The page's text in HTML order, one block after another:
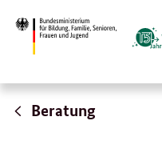
Beratung